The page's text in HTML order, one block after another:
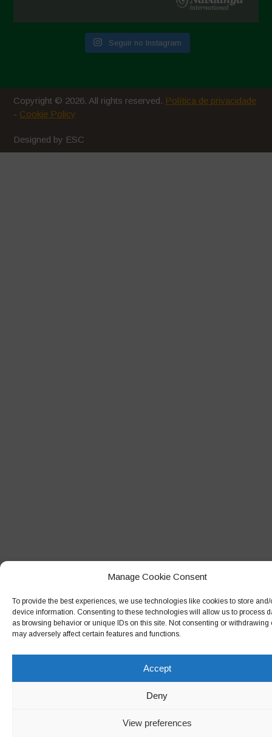
Manage Cookie Consent
To provide the best experiences, we use technologies like cookies to store
device information. Consenting to these technologies will allow us to process
as browsing behavior or unique IDs on this site. Not consenting or withdrawing
may adversely affect certain features and functions.
Accept
Deny
View preferences
Seguir no Instagram
Copyright © 2026. All rights reserved. Política de privacidade
- Cookie Policy
Designed by ESC